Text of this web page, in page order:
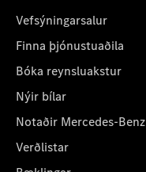
Vefsýningarsalur
Finna þjónustuaðila
Bóka reynsluakstur
Nýir bílar
Notaðir Mercedes-Benz
Verðlistar